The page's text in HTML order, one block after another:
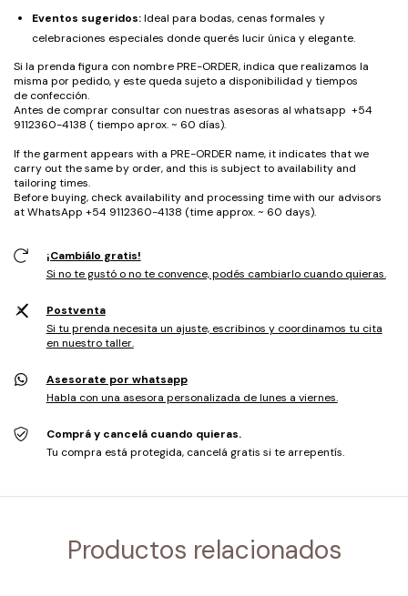
Eventos sugeridos:Ideal para bodas, cenas formales y
celebraciones especiales donde querés lucir única y elegante.
Si la prenda figura con nombre PRE-ORDER, indica que realizamos la
misma por pedido, y este queda sujeto a disponibilidad y tiempos
de confección.
Antes de comprar consultar con nuestras asesoras al whatsapp +54
9112360-4138 ( tiempo aprox. ~ 60 días).
If the garment appears with a PRE-ORDER name, it indicates that we
carry out the same by order, and this is subject to availability and
tailoring times.
Before buying, check availability and processing time with our advisors
at WhatsApp +54 9112360-4138 (time approx. ~ 60 days).
¡Cambiálo gratis!
Si no te gustó o no te convence, podés cambiarlo cuando quieras.
Postventa
Si tu prenda necesita un ajuste, escribinos y coordinamos tu cita
en nuestro taller.
Asesorate por whatsapp
Habla con una asesora personalizada de lunes a viernes.
Comprá y cancelá cuando quieras.
Tu compra está protegida, cancelá gratis si te arrepentís.
Productos relacionados